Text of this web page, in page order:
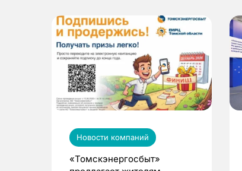
Новости компаний
«Томскэнергосбыт»